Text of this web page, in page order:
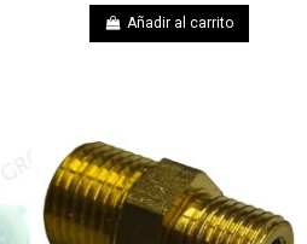
Añadir al carrito